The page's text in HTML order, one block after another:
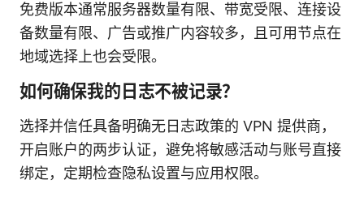
免费版本通常服务器数量有限、带宽受限、连接设
备数量有限、广告或推广内容较多，且可用节点在
地域选择上也会受限。
如何确保我的日志不被记录？
选择并信任具备明确无日志政策的 VPN 提供商，
开启账户的两步认证，避免将敏感活动与账号直接
绑定，定期检查隐私设置与应用权限。